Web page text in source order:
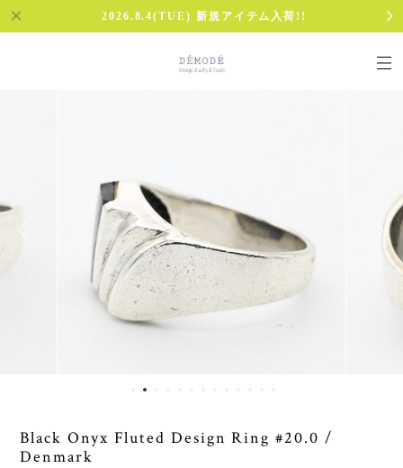
2026.8.4(TUE) 新規アイテム入荷!!
Black Onyx Fluted Design Ring #20.0 /
Denmark